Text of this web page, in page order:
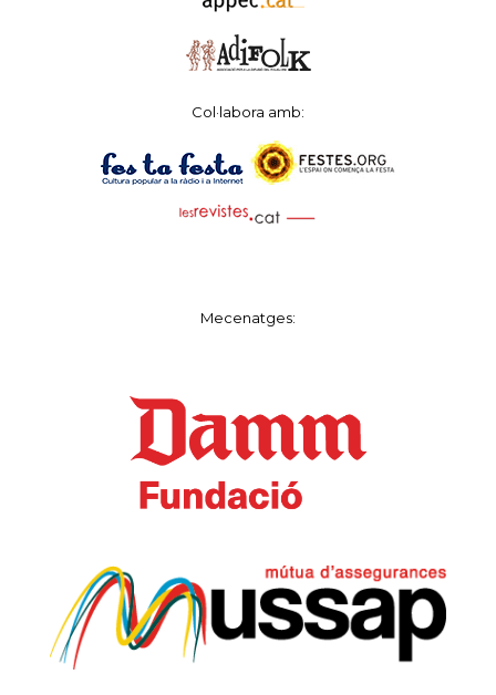
Col·labora amb:
Mecenatges: